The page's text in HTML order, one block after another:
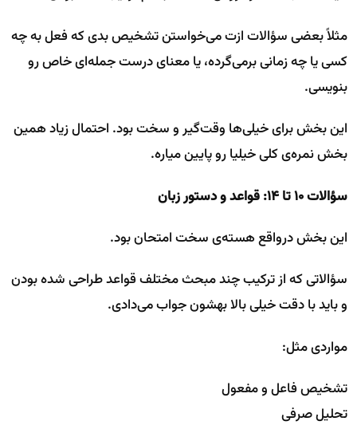
مثلاً بعضی سؤالات ازت می‌خواستن تشخیص بدی که فعل به چه
کسی یا چه زمانی برمی‌گرده، یا معنای درست جمله‌ای خاص رو
بنویسی.
این بخش برای خیلی‌ها وقت‌گیر و سخت بود. احتمال زیاد همین
بخش نمره‌ی کلی خیلیا رو پایین میاره.
سؤالات ۱۰ تا ۱۴: قواعد و دستور زبان
این بخش درواقع هسته‌ی سخت امتحان بود.
سؤالاتی که از ترکیب چند مبحث مختلف قواعد طراحی شده بودن
و باید با دقت خیلی بالا بهشون جواب می‌دادی.
مواردی مثل:
تشخیص فاعل و مفعول
تحلیل صرفی